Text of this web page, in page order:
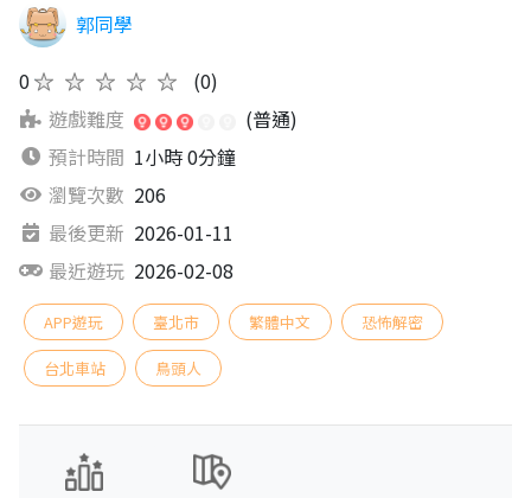
郭同學
0★★★★★
(0)
遊戲難度
(普通)
預計時間 1小時 0分鐘
瀏覽次數 206
最後更新 2026-01-11
最近遊玩 2026-02-08
APP遊玩 臺北市 繁體中文 恐怖解密
台北車站 鳥頭人